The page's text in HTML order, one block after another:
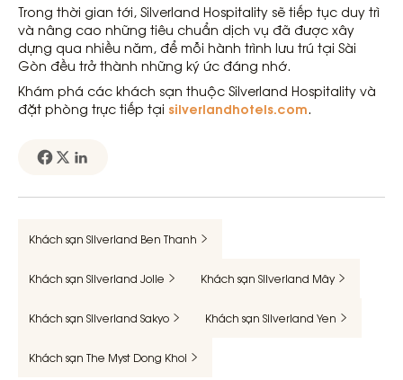
Trong thời gian tới, Silverland Hospitality sẽ tiếp tục duy trì
và nâng cao những tiêu chuẩn dịch vụ đã được xây
dựng qua nhiều năm, để mỗi hành trình lưu trú tại Sài
Gòn đều trở thành những ký ức đáng nhớ.
Khám phá các khách sạn thuộc Silverland Hospitality và
đặt phòng trực tiếp tại silverlandhotels.com.
Khách sạn Silverland Ben Thanh
Khách sạn Silverland Jolie Khách sạn Silverland Mây
Khách sạn Silverland Sakyo Khách sạn Silverland Yen
Khách sạn The Myst Dong Khoi